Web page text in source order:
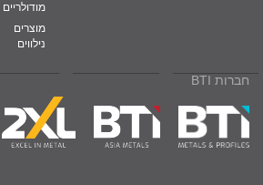
מודולריים
מוצרים
נילווים
חברות BTI